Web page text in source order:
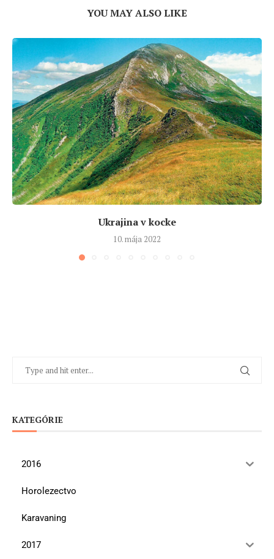
YOU MAY ALSO LIKE
Ukrajina v kocke
10. mája 2022
KATEGÓRIE
2016
Horolezectvo
Karavaning
2017